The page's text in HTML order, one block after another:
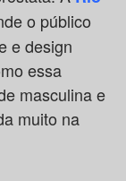
o público
e design
essa
masculina e
muito na